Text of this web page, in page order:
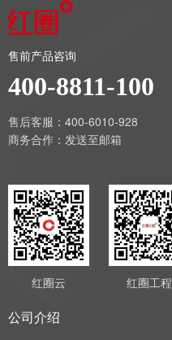
售前产品咨询
400-8811-100
售后客服：400-6010-928
商务合作： 发送至邮箱
红圈云 红圈工程
公司介绍